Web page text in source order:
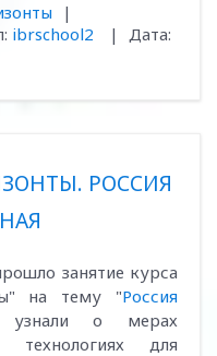
|
ibrschool2 |
Дата:
РОССИЯ
занятие курса
на тему "Россия
о мерах
технологиях для